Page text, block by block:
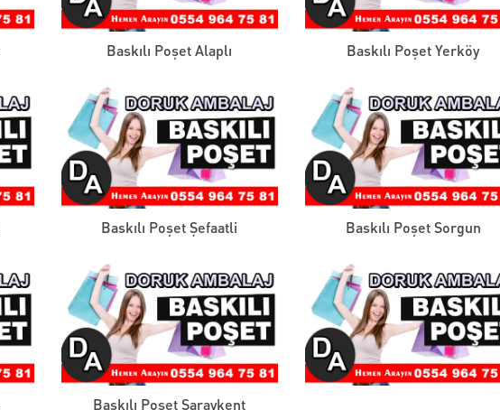
Baskılı Poşet Alaplı Baskılı Poşet Yerköy
Baskılı Poşet Şefaatli Baskılı Poşet Sorgun
Baskılı Poşet Saraykent